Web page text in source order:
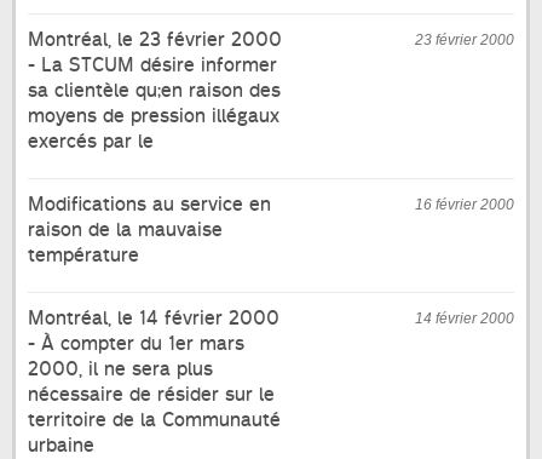
23 février 2000
Montréal, le 23 février 2000
- La STCUM désire informer
sa clientèle qu;en raison des
moyens de pression illégaux
exercés par le
16 février 2000
Modifications au service en
raison de la mauvaise
température
14 février 2000
Montréal, le 14 février 2000
- À compter du 1er mars
2000, il ne sera plus
nécessaire de résider sur le
territoire de la Communauté
urbaine